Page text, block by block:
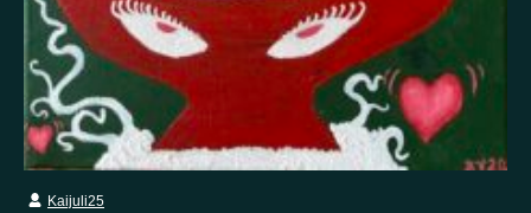
Rohkeus
Seksuaalisuus Skitsofrenia
Stressi
Suojelusenkeli
Surrealismi Suru
Syömishäiriö
Syyllisyys
Toivo
Tulevaisuus
Turvallisuus
Unettomuus
Uupumus
Vääryys
Vainoharhaisuus Valemuisto
Vapaus
Veistos
Viha
Kaijuli25